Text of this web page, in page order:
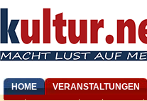
HOME VERANSTALTUNGEN